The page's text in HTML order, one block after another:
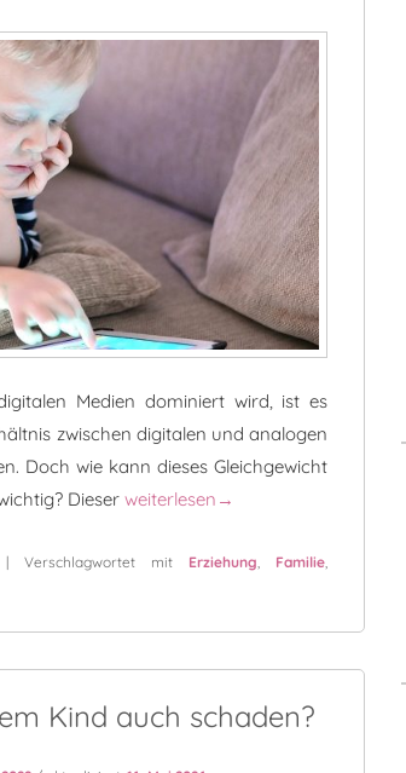
Medien dominiert wird, ist es
zwischen digitalen und analogen
Doch wie kann dieses Gleichgewicht
Dieser Kinder und Mediennutzung – so
weiterlesen →
| Verschlagwortet mit Erziehung Familie
Kind auch schaden?